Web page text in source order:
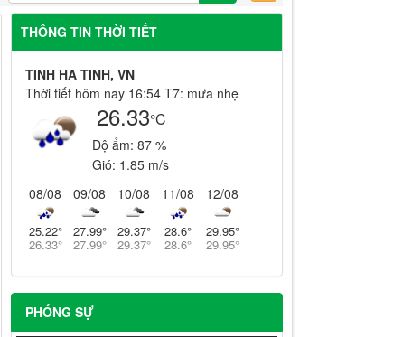
THÔNG TIN THỜI TIẾT
TINH HA TINH, VN
Thời tiết hôm nay 16:54 T7: mưa nhẹ
26.33°C
Độ ẩm: 87 %
Gió: 1.85 m/s
08/08
25.22°
26.33°
09/08
27.99°
27.99°
10/08
29.37°
29.37°
11/08
28.6°
28.6°
12/08
29.95°
29.95°
PHÓNG SỰ